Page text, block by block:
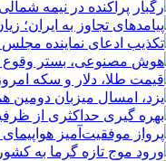
رگبار پراکنده در نیمه
پیامدهای تجاوز به ایران؛ زیان حدود ۲۰۰ میلیون یورویی شرکت
تکذیب ادعای نماینده مجلس
هوش مصنوعی، بستر وقوع 55درصد جرایم سایبری آفریقاست
قیمت طلا، دلار و سکه امروز پنجشنبه 15مرداد/
یزد، امسال میزبان دومین
بهره گیری حداکثری از
پرواز موفقیت‌آمیز
ورود موج تازه گرما به کشور